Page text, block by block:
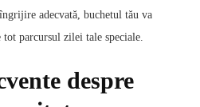
adecvată, buchetul tău va
tot parcursul zilei tale speciale.
despre